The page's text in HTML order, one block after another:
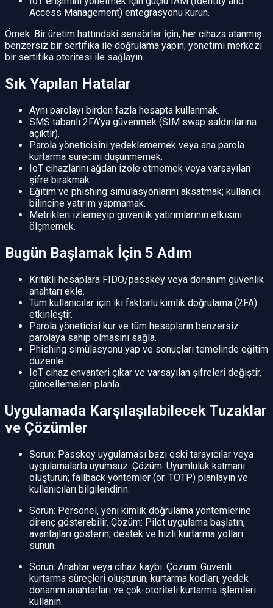
Access Management) entegrasyonu kurun.
Örnek: Bir üretim hattındaki sensörler için, her cihaza atanmış
benzersiz bir sertifika ile doğrulama yapın; yönetimi merkezi
bir sertifika otoritesi ile sağlayın.
Sık Yapılan Hatalar
Aynı parolayı birden fazla hesapta kullanmak.
SMS tabanlı 2FA'ya güvenmek (SIM swap saldırılarına
açıktır).
Parola yöneticisini yedeklememek veya ana parola
kurtarma sürecini düşünmemek.
IoT cihazlarını ağdan izole etmemek veya varsayılan
şifre bırakmak.
Eğitim ve phishing simülasyonlarını aksatmak; kullanıcı
bilincine yatırım yapmamak.
Metrikleri izlemeyip güvenlik yatırımlarının etkisini
ölçmemek.
Bugün Başlamak İçin 5 Adım
Kritikli hesaplara FIDO/passkey veya donanım güvenlik
anahtarı ekle.
Tüm kullanıcılar için iki faktörlü kimlik doğrulama (2FA)
etkinleştir.
Parola yöneticisi kur ve tüm hesapların benzersiz
parolaya sahip olmasını sağla.
Phishing simülasyonu yap ve sonuçları temelinde eğitim
düzenle.
IoT cihaz envanteri çıkar ve varsayılan şifreleri değiştir,
güncellemeleri planla.
Uygulamada Karşılaşılabilecek Tuzaklar
ve Çözümler
Sorun: Passkey uygulaması bazı eski tarayıcılar veya
uygulamalarla uyumsuz. Çözüm: Uyumluluk katmanı
oluşturun; fallback yöntemler (ör. TOTP) planlayın ve
kullanıcıları bilgilendirin.
Sorun: Personel, yeni kimlik doğrulama yöntemlerine
direnç gösterebilir. Çözüm: Pilot uygulama başlatın,
avantajları gösterin, destek ve hızlı kurtarma yolları
sunun.
Sorun: Anahtar veya cihaz kaybı. Çözüm: Güvenli
kurtarma süreçleri oluşturun; kurtarma kodları, yedek
donanım anahtarları ve çok-otoriteli kurtarma işlemleri
kullanın.